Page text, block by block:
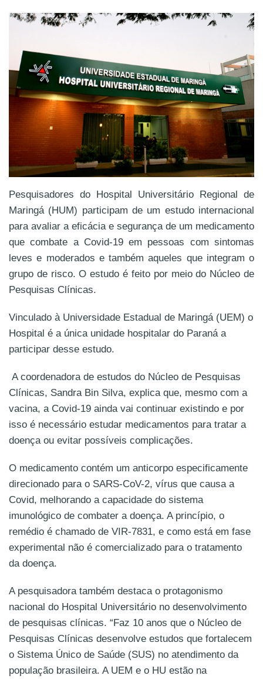
Pesquisadores do Hospital Universitário Regional de
Maringá (HUM) participam de um estudo internacional
para avaliar a eficácia e segurança de um medicamento
que combate a Covid-19 em pessoas com sintomas
leves e moderados e também aqueles que integram o
grupo de risco. O estudo é feito por meio do Núcleo de
Pesquisas Clínicas.
Vinculado à Universidade Estadual de Maringá (UEM) o
Hospital é a única unidade hospitalar do Paraná a
participar desse estudo.
A coordenadora de estudos do Núcleo de Pesquisas
Clínicas, Sandra Bin Silva, explica que, mesmo com a
vacina, a Covid-19 ainda vai continuar existindo e por
isso é necessário estudar medicamentos para tratar a
doença ou evitar possíveis complicações.
O medicamento contém um anticorpo especificamente
direcionado para o SARS-CoV-2, vírus que causa a
Covid, melhorando a capacidade do sistema
imunológico de combater a doença. A princípio, o
remédio é chamado de VIR-7831, e como está em fase
experimental não é comercializado para o tratamento
da doença.
A pesquisadora também destaca o protagonismo
nacional do Hospital Universitário no desenvolvimento
de pesquisas clínicas. “Faz 10 anos que o Núcleo de
Pesquisas Clínicas desenvolve estudos que fortalecem
o Sistema Único de Saúde (SUS) no atendimento da
população brasileira. A UEM e o HU estão na